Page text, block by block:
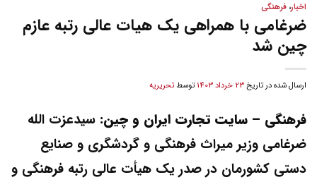
اخبار، فرهنگی
ضرغامی با همراهی یک هیات عالی رتبه عازم
چین شد
ارسال شده در تاریخ23 خرداد 1403 توسطتحریریه
فرهنگی – سایت تجارت ایران و چین: سیدعزت الله
ضرغامی وزیر میراث فرهنگی و گردشگری و صنایع
دستی کشورمان در صدر یک هیأت عالی رتبه فرهنگی و